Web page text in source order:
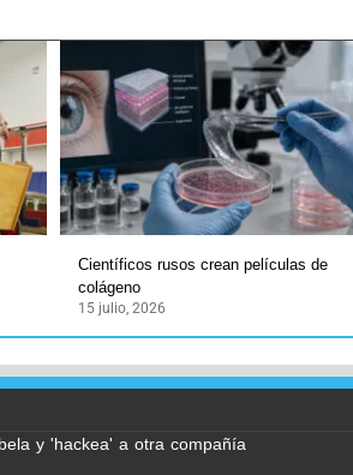
Científicos rusos crean películas de
colágeno
15 julio, 2026
y 'hackea' a otra compañía